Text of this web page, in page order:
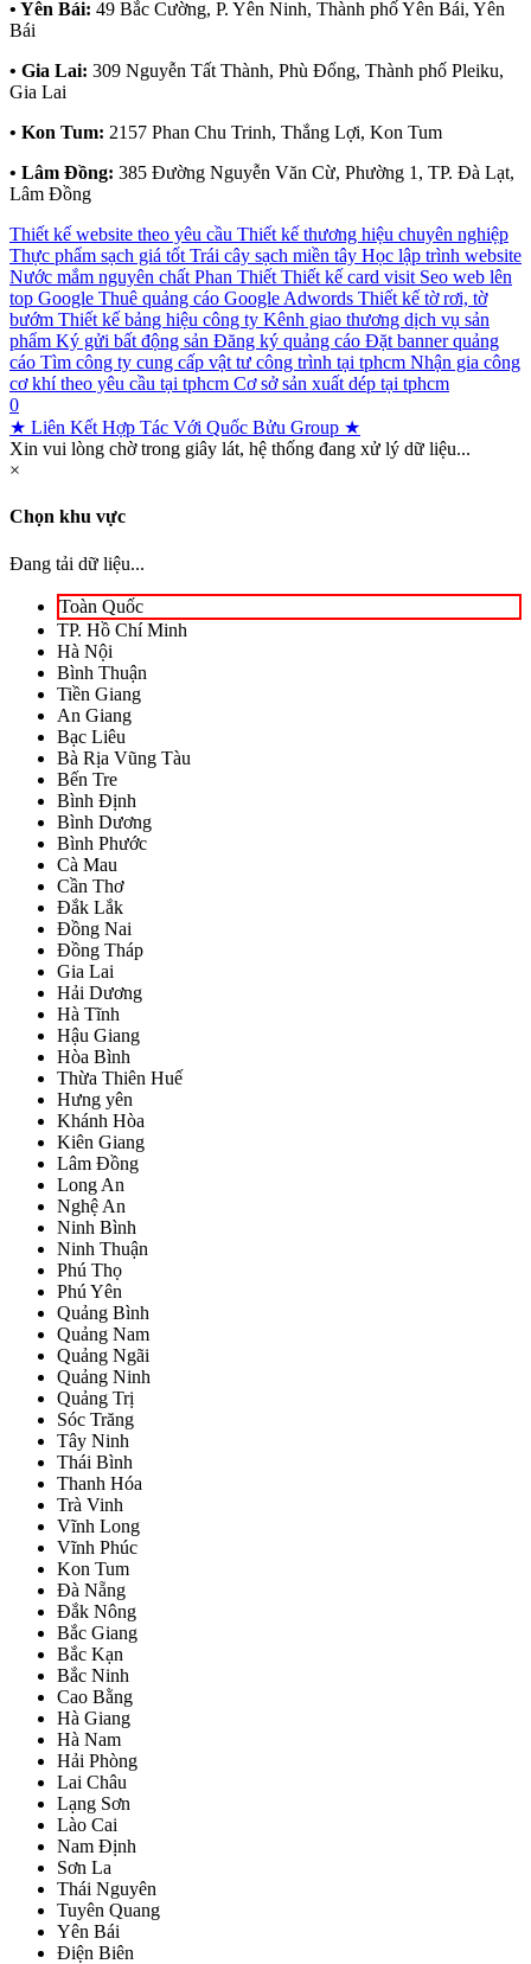
• Yên Bái: 49 Bắc Cường, P. Yên Ninh, Thành phố Yên Bái, Yên
Bái
• Gia Lai: 309 Nguyễn Tất Thành, Phù Đổng, Thành phố Pleiku,
Gia Lai
• Kon Tum: 2157 Phan Chu Trinh, Thắng Lợi, Kon Tum
• Lâm Đồng: 385 Đường Nguyễn Văn Cừ, Phường 1, TP. Đà Lạt,
Lâm Đồng
Thiết kế website theo yêu cầu Thiết kế thương hiệu chuyên nghiệp
Thực phẩm sạch giá tốt Trái cây sạch miền tây Học lập trình website
Nước mắm nguyên chất Phan Thiết Thiết kế card visit Seo web lên
top Google Thuê quảng cáo Google Adwords Thiết kế tờ rơi, tờ
bướm Thiết kế bảng hiệu công ty Kênh giao thương dịch vụ sản
phẩm Ký gửi bất động sản Đăng ký quảng cáo Đặt banner quảng
cáo Tìm công ty cung cấp vật tư công trình tại tphcm Nhận gia công
cơ khí theo yêu cầu tại tphcm Cơ sở sản xuất dép tại tphcm
0
★ Liên Kết Hợp Tác Với Quốc Bửu Group ★
Xin vui lòng chờ trong giây lát, hệ thống đang xử lý dữ liệu...
×
Chọn khu vực
Đang tải dữ liệu...
Toàn Quốc
TP. Hồ Chí Minh
Hà Nội
Bình Thuận
Tiền Giang
An Giang
Bạc Liêu
Bà Rịa Vũng Tàu
Bến Tre
Bình Định
Bình Dương
Bình Phước
Cà Mau
Cần Thơ
Đắk Lắk
Đồng Nai
Đồng Tháp
Gia Lai
Hải Dương
Hà Tĩnh
Hậu Giang
Hòa Bình
Thừa Thiên Huế
Hưng yên
Khánh Hòa
Kiên Giang
Lâm Đồng
Long An
Nghệ An
Ninh Bình
Ninh Thuận
Phú Thọ
Phú Yên
Quảng Bình
Quảng Nam
Quảng Ngãi
Quảng Ninh
Quảng Trị
Sóc Trăng
Tây Ninh
Thái Bình
Thanh Hóa
Trà Vinh
Vĩnh Long
Vĩnh Phúc
Kon Tum
Đà Nẵng
Đắk Nông
Bắc Giang
Bắc Kạn
Bắc Ninh
Cao Bằng
Hà Giang
Hà Nam
Hải Phòng
Lai Châu
Lạng Sơn
Lào Cai
Nam Định
Sơn La
Thái Nguyên
Tuyên Quang
Yên Bái
Điện Biên